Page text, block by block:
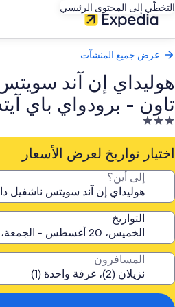
التخطّي إلى المحتوى الرئيسي
عرض جميع المنشآت
هوليداي إن آند
تاون - برودواي باي
منشأة
فندقية
مصنفة
3.0
اختيار تواريخ لعرض الأسعار
إلى أين؟
التواريخ
المسافرون